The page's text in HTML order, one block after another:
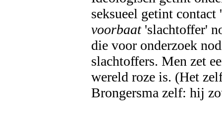
seksueel getint
voorbaat'slachtoffer'
die voor onderzoek
slachtoffers. Men zet
wereld roze is. (Het
Brongersma zelf: hij